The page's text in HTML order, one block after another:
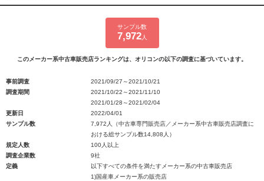
サンプル数
7,972人
このメーカー系中古車販売店ランキングは、オリコンの以下の調査に基づいています。
事前調査
2021/09/27～2021/10/21
調査期間
2021/10/22～2021/11/10
2021/01/28～2021/02/04
更新日
2022/04/01
サンプル数
7,972人（中古車専門販売店／メーカー系中古車販売店調査に
おける総サンプル数14,808人）
規定人数
100人以上
調査企業数
9社
定義
以下すべての条件を満たすメーカー系の中古車販売店
1)国産車メーカー系の販売店